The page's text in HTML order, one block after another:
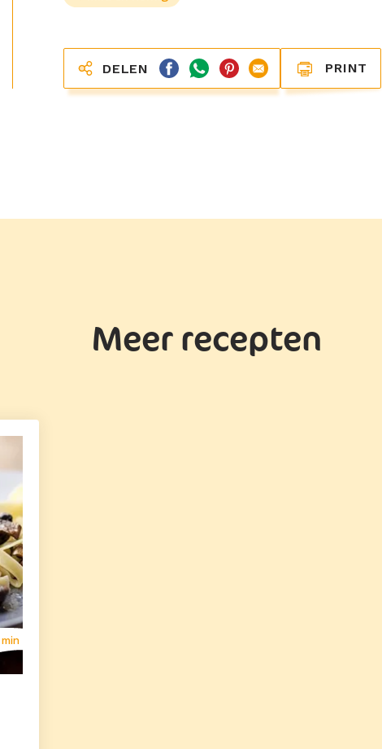
DELEN PRINT
Meer recepten
min